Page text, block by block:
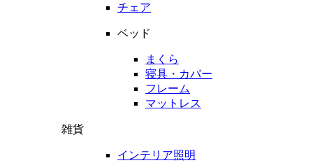
チェア
ベッド
まくら
寝具・カバー
フレーム
マットレス
雑貨
インテリア照明